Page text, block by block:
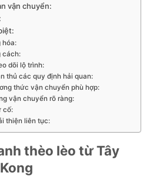
vận chuyển:
hóa:
cách:
dõi lộ trình:
thủ các quy định hải quan:
thức vận chuyển phù hợp:
vận chuyển rõ ràng:
cố:
thiện liên tục:
thèo lèo từ Tây